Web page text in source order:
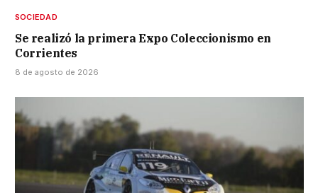
SOCIEDAD
Se realizó la primera Expo Coleccionismo en
Corrientes
8 de agosto de 2026